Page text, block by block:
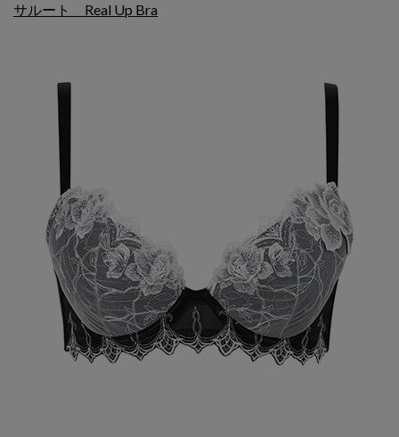
サルート Real Up Bra